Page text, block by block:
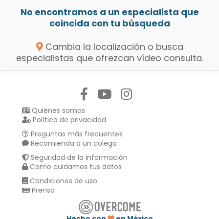
No encontramos a un especialista que
coincida con tu búsqueda
Cambia la localización o busca
especialistas que ofrezcan vídeo consulta.
Quiénes somos
Política de privacidad
Preguntas más frecuentes
Recomienda a un colega
Seguridad de la información
Como cuidamos tus datos
Condiciones de uso
Prensa